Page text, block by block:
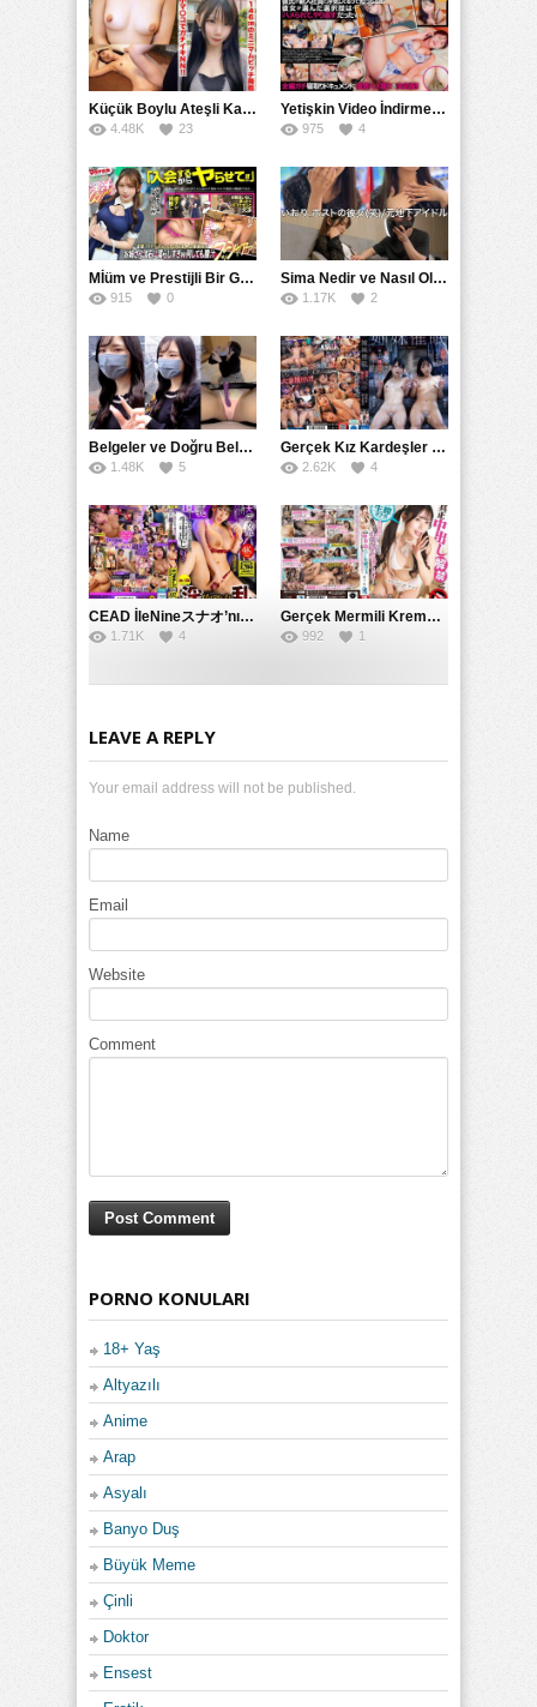
Küçük Boylu Ateşli Karakter: Nandinin Hassas Uçuklu Memeleri ve Sahneleri
4.48K 23
Yetişkin Video İndirme Siteleri Grubu: Şefkatli Patron ve Sekreterin Aşk Hikayesi: Prestijli Bir Son
975 4
Mİüm ve Prestijli Bir Gecenin Sırları: Gizemli Bir Kadın ve Mükemmel Bir Macera
915 0
Sima Nedir ve Nasıl Oluşur
1.17K 2
Belgeler ve Doğru Belgelendirmede DOCS’in Önemi
1.48K 5
Gerçek Kız Kardeşler hipnoz ve zihin kontrolü altında liebe阴茎 için yalvaran kızlar: Mısakı Nemıne Mına Hınano
2.62K 4
CEAD İleNineスナオ’nın Çılgın ve Seksüel Dünyası: Büyük Kalçalar ve Çılgın İlişkiler
1.71K 4
Gerçek Mermili Kremalı Pasta Büyük Dağıtımı, Ben Herkesin Özel Placesine Hizmet Eden En Üst Düzey Erotik Ürünler Günün Fırsatı
992 1
LEAVE A REPLY
Your email address will not be published.
Name
Email
Website
Comment
PORNO KONULARI
18+ Yaş
Altyazılı
Anime
Arap
Asyalı
Banyo Duş
Büyük Meme
Çinli
Doktor
Ensest